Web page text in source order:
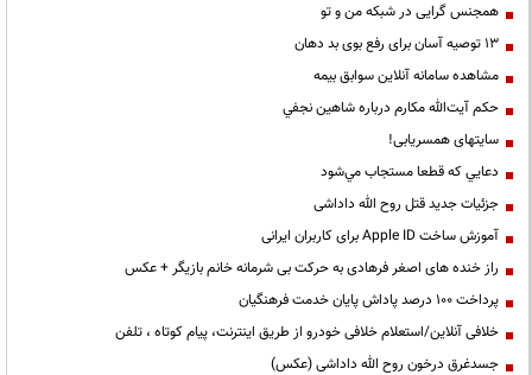
همجنس گرایی در شبکه من و تو
13 توصیه آسان برای رفع بوی بد دهان
مشاهده سامانه آنلاين سوابق بیمه
حكم آيت‌الله مكارم درباره شاهين نجفي
سایتهای همسریابی!
دعايي كه قطعا مستجاب مي‌شود
جزئیات جدید قتل روح الله داداشی
آموزش ساخت Apple ID برای کاربران ایرانی
راز خنده های اصغر فرهادی به حرکت بی شرمانه خانم بازیگر + عکس
پرداخت ۱۰۰ درصد پاداش پایان خدمت فرهنگیان
خلافی آنلاین/استعلام خلافی خودرو از طریق اینترنت، پیام کوتاه ، تلفن
جسدغرق درخون روح الله داداشی (عکس)